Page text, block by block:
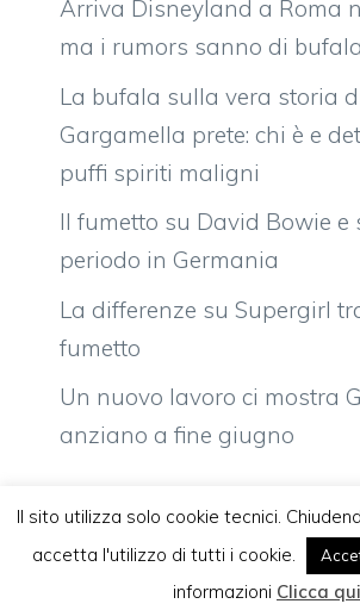
Arriva Disneyland a Roma
ma i rumors sanno di bufala
La bufala sulla vera storia
Gargamella prete: chi è e
puffi spiriti maligni
Il fumetto su David Bowie e
periodo in Germania
La differenze su Supergirl
fumetto
Un nuovo lavoro ci mostra
anziano a fine giugno
Komixjam.it © 2026 Tutti i diritti
Il sito utilizza solo cookie tecnici.
accetta l'utilizzo di tutti i cookie.
informazioni Clicca qui
Vuoi pubblicare sul nostro